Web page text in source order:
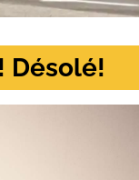
Désolé!